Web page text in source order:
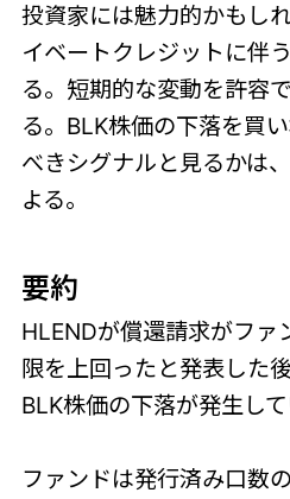
投資家には魅力的かもし
イベートクレジットに伴
る。短期的な変動を許容
る。BLK株価の下落を買
べきシグナルと見るかは
よる。
要約
HLENDが償還請求がファ
限を上回ったと発表した
BLK株価の下落が発生して
ファンドは発行済み口数